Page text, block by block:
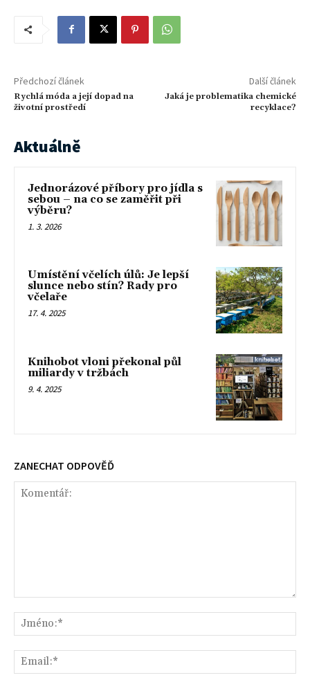
Předchozí článek
Rychlá móda a její dopad na
životní prostředí
Další článek
Jaká je problematika chemické
recyklace?
Aktuálně
Jednorázové příbory pro jídla s
sebou – na co se zaměřit při
výběru?
1. 3. 2026
Umístění včelích úlů: Je lepší
slunce nebo stín? Rady pro
včelaře
17. 4. 2025
Knihobot vloni překonal půl
miliardy v tržbách
9. 4. 2025
ZANECHAT ODPOVĚĎ